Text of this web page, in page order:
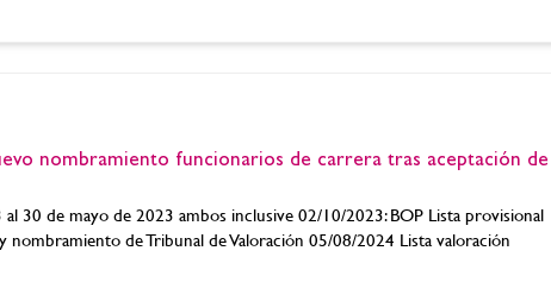
nombramiento funcionarios de carrera tras aceptación de
30 de mayo de 2023 ambos inclusive 02/10/2023: BOP Lista provisional
de Tribunal de Valoración 05/08/2024 Lista valoración